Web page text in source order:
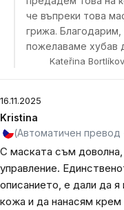
че въпреки това
грижа.
пожелаваме хубав
Kateřina
16.11.2025
Kristina
(Автоматичен превод
С маската съм доволна,
управление.
описанието, е дали да я
кожа и да нанасям крем